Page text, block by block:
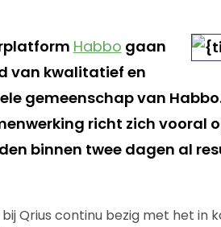
Habbo gaan
van kwalitatief en
gemeenschap van
richt zich vooral
binnen twee dagen al
Qrius continu bezig met het in